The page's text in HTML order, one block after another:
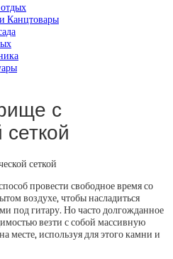
Канцтовары
с
провести свободное время со
воздухе, чтобы насладиться
под гитару. Но часто долгожданное
везти с собой массивную
месте, используя для этого камни и